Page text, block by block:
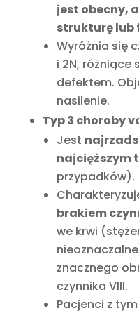
jest obecny,
strukturę lub
Wyróżnia się
i 2N, różniące
defektem.
nasilenie.
Typ 3 choroby
Jest
najcięższym
przypadków).
brakiem
we krwi
znacznego
czynnika VIII.
Pacjenci z